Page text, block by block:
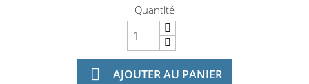
Quantité
 AJOUTER AU PANIER